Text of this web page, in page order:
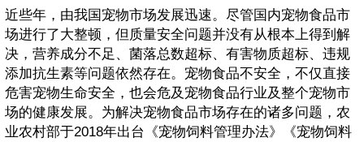
近些年，由我国宠物市场发展迅速。尽管国内宠物食品市
场进行了大整顿，但质量安全问题并没有从根本上得到解
决，营养成分不足、菌落总数超标、有害物质超标、违规
添加抗生素等问题依然存在。宠物食品不安全，不仅直接
危害宠物生命安全，也会危及宠物食品行业及整个宠物市
场的健康发展。为解决宠物食品市场存在的诸多问题，农
业农村部于2018年出台《宠物饲料管理办法》《宠物饲料